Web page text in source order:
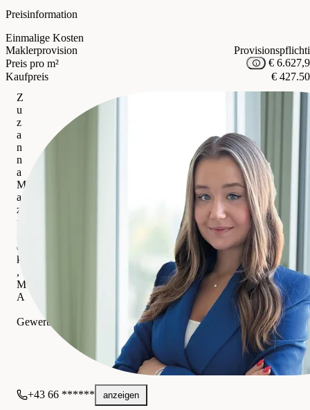
Preisinformation
Einmalige Kosten
Maklerprovision
Preis pro m²
€
Kaufpreis
€
Z
u
z
a
n
n
a
M
a
z
u
e
k
,
M
A
IMMOcontract Immobilien Vermittlung GmbH
Gewerblich
+43 66 ****** anzeigen